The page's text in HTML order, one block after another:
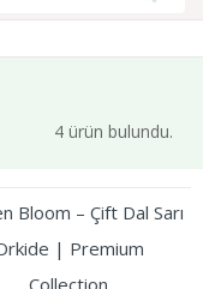
4 ürün bulundu.
Bloom – Çift Dal Sarı
| Premium
Collection